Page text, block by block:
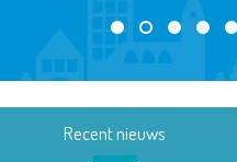
Recent nieuws